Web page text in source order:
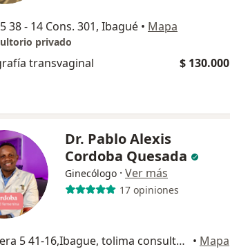
38 ‐ 14 Cons. 301, Ibagué • Mapa
privado
transvaginal $ 130.000
Dr. Pablo Alexis
Cordoba Quesada
Ginecólogo · Ver más
17 opiniones
Carrera 5 41-16,Ibague, tolima consultorio 1202, Ibagué • Mapa